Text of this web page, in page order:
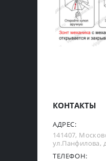
КОНТАКТЫ
АДРЕС:
141407,
ул.Панфилова,
ТЕЛЕФОН: